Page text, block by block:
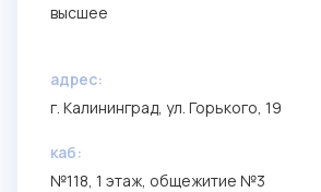
высшее
aдрес:
г. Калининград, ул. Горького, 19
каб:
№118, 1 этаж, общежитие №3